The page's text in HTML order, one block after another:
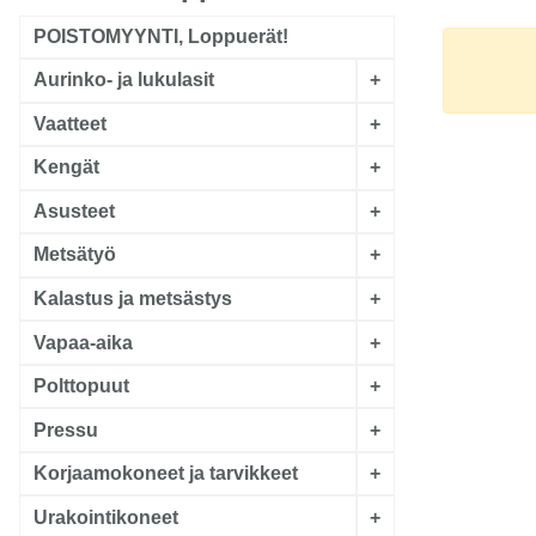
POISTOMYYNTI, Loppuerät!
Aurinko- ja lukulasit +
Vaatteet +
Kengät +
Asusteet +
Metsätyö +
Kalastus ja metsästys +
Vapaa-aika +
Polttopuut +
Pressu +
Korjaamokoneet ja tarvikkeet +
Urakointikoneet +